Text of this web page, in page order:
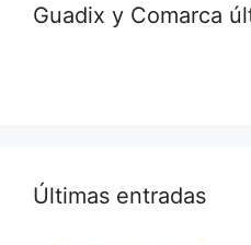
Guadix y Comarca
Últimas entradas